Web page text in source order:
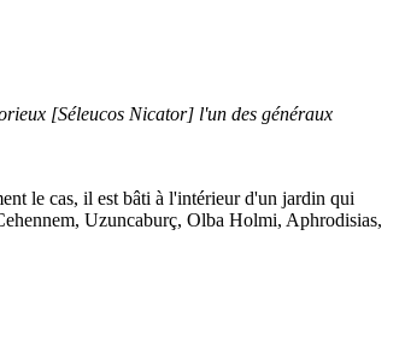
[Séleucos Nicator] l'un des généraux
le cas, il est bâti à l'intérieur d'un jardin qui
Uzuncaburç, Olba Holmi, Aphrodisias,